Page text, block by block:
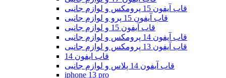
قاب آیفون 15 پرومکس و لوازم جانبی
قاب آیفون 15 پرو و لوازم جانبی
قاب آیفون 15 و لوازم جانبی
قاب آیفون 14 پرومکس و لوازم جانبی
قاب آیفون 13 پرومکس و لوازم جانبی
قاب ایفون 14
قاب آیفون 14 پلاس و لوازم جانبی
iphone 13 pro